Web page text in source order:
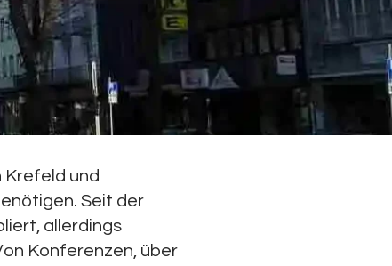
Krefeld und
Seit der
allerdings
Konferenzen, über